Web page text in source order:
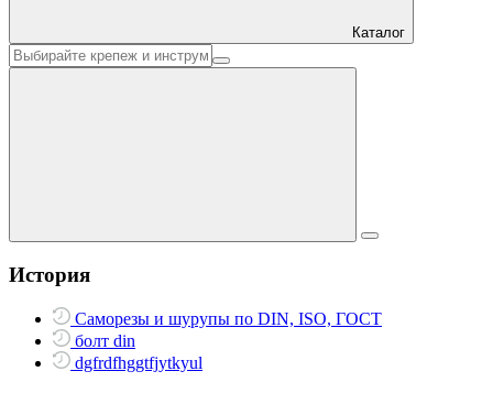
Каталог
История
Саморезы и шурупы по DIN, ISO, ГОСТ
болт din
dgfrdfhggtfjytkyul